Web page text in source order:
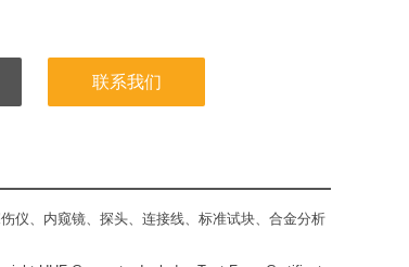
联系我们
仪、内窥镜、探头、连接线、标准试块、合金分析